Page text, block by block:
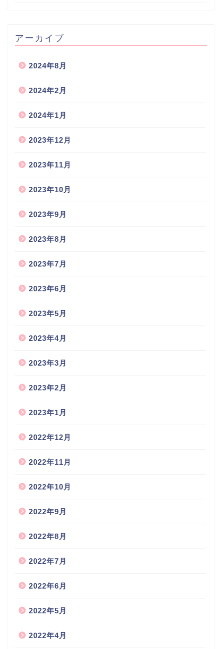
アーカイブ
2024年8月
2024年2月
2024年1月
2023年12月
2023年11月
2023年10月
2023年9月
2023年8月
2023年7月
2023年6月
2023年5月
2023年4月
2023年3月
2023年2月
2023年1月
2022年12月
2022年11月
2022年10月
2022年9月
2022年8月
2022年7月
2022年6月
2022年5月
2022年4月